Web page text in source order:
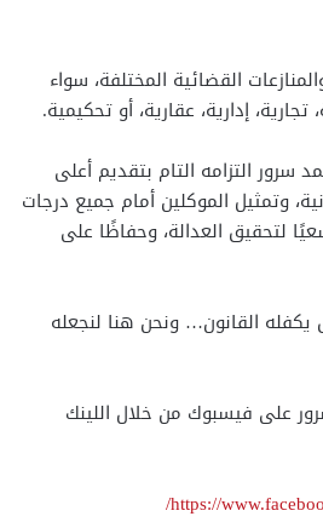
القضائية المختلفة، سواء
إدارية، عقارية، أو تحكيمية.
التزامه التام بتقديم أعلى
وتمثيل الموكلين أمام جميع درجات
لتحقيق العدالة، وحفاظًا على
القانون… ونحن هنا لنجعله
على فيسبوك من خلال اللينك
https://